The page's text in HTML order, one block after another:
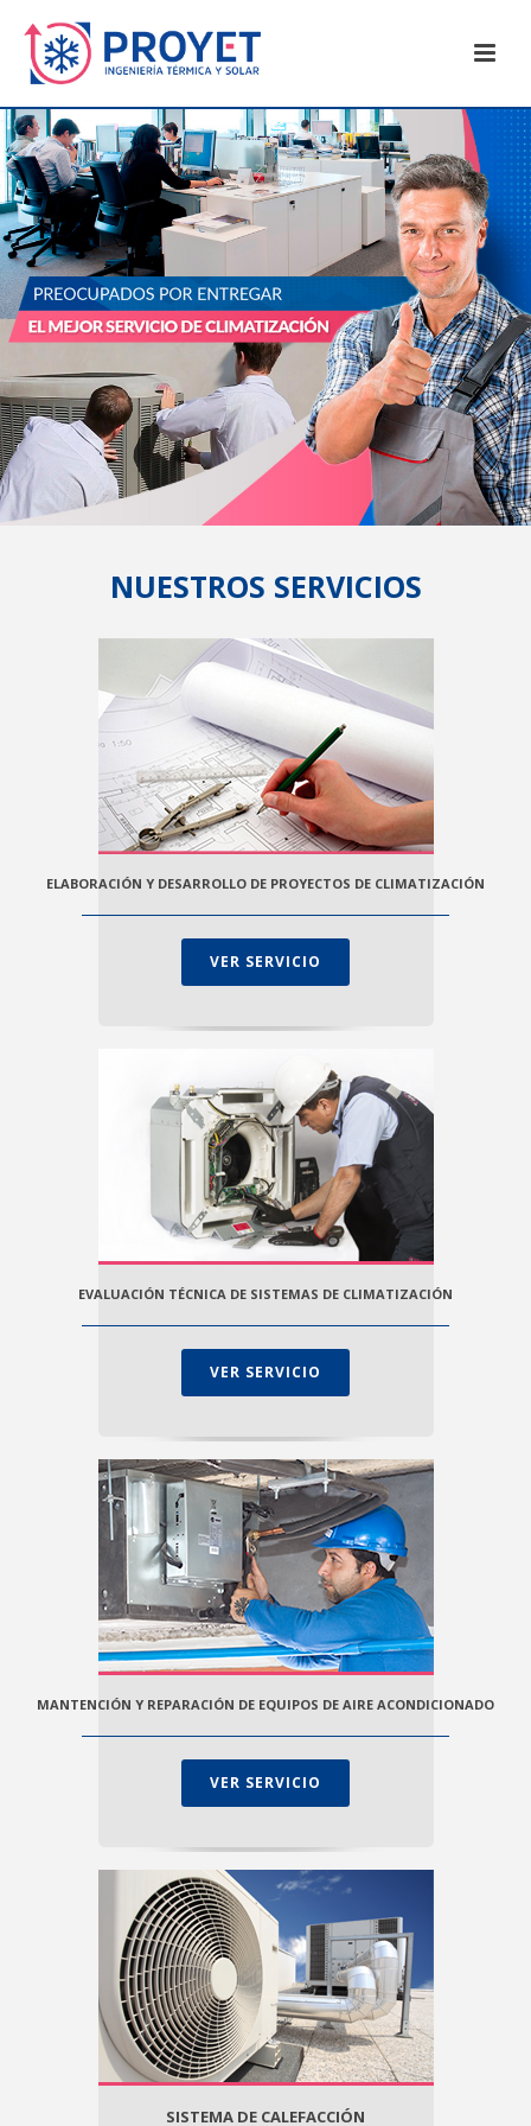
NUESTROS SERVICIOS
ELABORACIÓN Y DESARROLLO DE PROYECTOS DE CLIMATIZACIÓN
VER SERVICIO
EVALUACIÓN TÉCNICA DE SISTEMAS DE CLIMATIZACIÓN
VER SERVICIO
MANTENCIÓN Y REPARACIÓN DE EQUIPOS DE AIRE ACONDICIONADO
VER SERVICIO
SISTEMA DE CALEFACCIÓN